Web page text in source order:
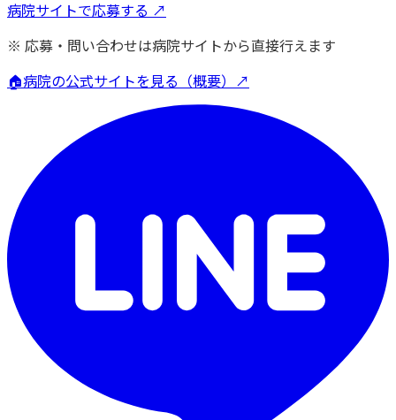
病院サイトで応募する ↗
※ 応募・問い合わせは病院サイトから直接行えます
🏠病院の公式サイトを見る（概要）↗